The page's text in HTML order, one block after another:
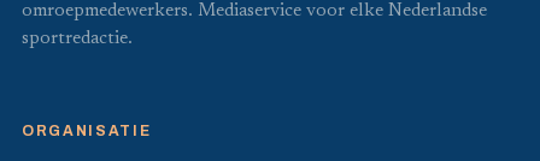
omroepmedewerkers. Mediaservice voor elke Nederlandse
sportredactie.
ORGANISATIE